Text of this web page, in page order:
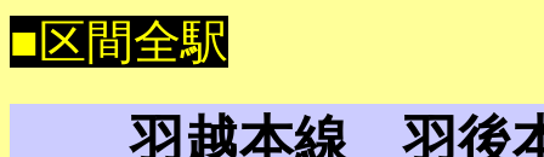
■区間全駅
羽越本線 羽後